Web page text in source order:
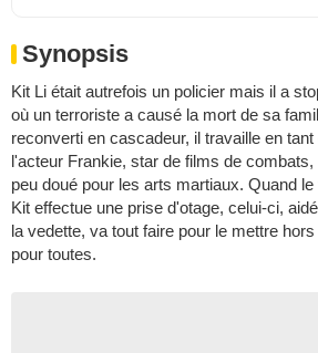
Synopsis
Kit Li était autrefois un policier mais il a
où un terroriste a causé la mort de sa
reconverti en cascadeur, il travaille en
l'acteur Frankie, star de films de
peu doué pour les arts martiaux. Quand
Kit effectue une prise d'otage, celui-ci,
la vedette, va tout faire pour le mettre
pour toutes.